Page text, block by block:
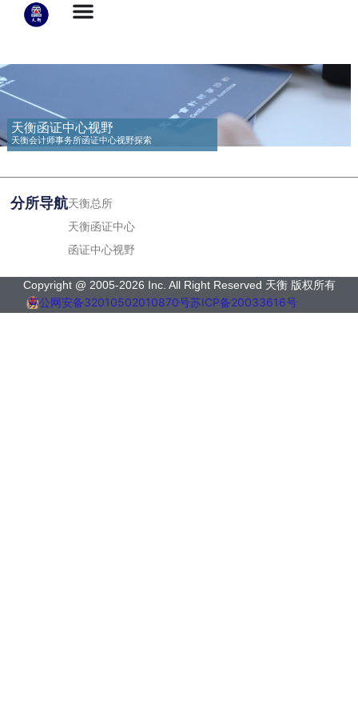
天衡函证中心视野
天衡会计师事务所函证中心视野探索
分所导航天衡总所
天衡函证中心
函证中心视野
Copyright @ 2005-2026 Inc. All Right Reserved 天衡 版权所有
苏公网安备32010502010870号苏ICP备20033616号